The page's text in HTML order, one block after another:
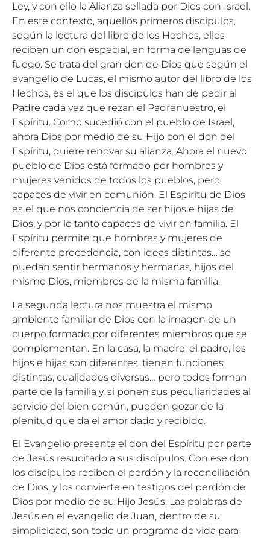
Ley, y con ello la Alianza sellada por Dios con Israel.
En este contexto, aquellos primeros discípulos,
según la lectura del libro de los Hechos, ellos
reciben un don especial, en forma de lenguas de
fuego. Se trata del gran don de Dios que según el
evangelio de Lucas, el mismo autor del libro de los
Hechos, es el que los discípulos han de pedir al
Padre cada vez que rezan el Padrenuestro, el
Espíritu. Como sucedió con el pueblo de Israel,
ahora Dios por medio de su Hijo con el don del
Espíritu, quiere renovar su alianza. Ahora el nuevo
pueblo de Dios está formado por hombres y
mujeres venidos de todos los pueblos, pero
capaces de vivir en comunión. El Espíritu de Dios
es el que nos conciencia de ser hijos e hijas de
Dios, y por lo tanto capaces de vivir en familia. El
Espíritu permite que hombres y mujeres de
diferente procedencia, con ideas distintas… se
puedan sentir hermanos y hermanas, hijos del
mismo Dios, miembros de la misma familia.
La segunda lectura nos muestra el mismo
ambiente familiar de Dios con la imagen de un
cuerpo formado por diferentes miembros que se
complementan. En la casa, la madre, el padre, los
hijos e hijas son diferentes, tienen funciones
distintas, cualidades diversas… pero todos forman
parte de la familia y, si ponen sus peculiaridades al
servicio del bien común, pueden gozar de la
plenitud que da el amor dado y recibido.
El Evangelio presenta el don del Espíritu por parte
de Jesús resucitado a sus discípulos. Con ese don,
los discípulos reciben el perdón y la reconciliación
de Dios, y los convierte en testigos del perdón de
Dios por medio de su Hijo Jesús. Las palabras de
Jesús en el evangelio de Juan, dentro de su
simplicidad, son todo un programa de vida para